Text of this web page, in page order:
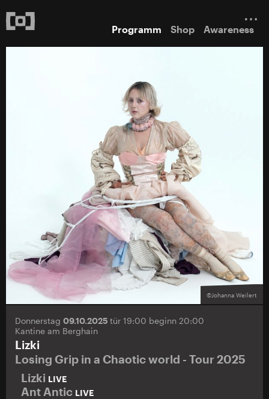
Programm Shop Awareness
©Johanna Weilert
Donnerstag 09.10.2025 tür 19:00 beginn 20:00
Kantine am Berghain
Lizki
Losing Grip in a Chaotic world - Tour 2025
Lizki LIVE
Ant Antic LIVE